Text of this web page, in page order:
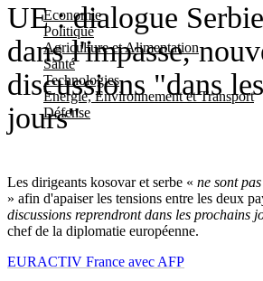
Economie
Politique
Agriculture et Alimentation
Santé
Technologies
Energie, Environnement et Transport
Défense
UE : dialogue
dans l'impasse,
discussions "dans
jours"
Les dirigeants kosovar et serbe « ne sont
» afin d'apaiser les tensions entre les deux
discussions reprendront dans les prochains
chef de la diplomatie européenne.
EURACTIV France avec AFP